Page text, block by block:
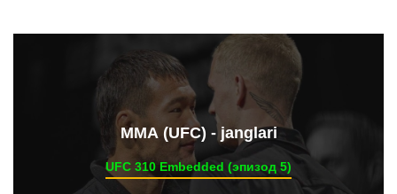
ММА (UFC) - janglari
UFC 310 Embedded (эпизод 5)